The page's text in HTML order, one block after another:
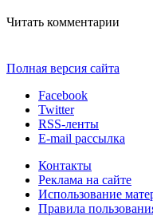
Читать комментарии
Полная версия сайта
Facebook
Twitter
RSS-ленты
E-mail рассылка
Контакты
Реклама на сайте
Использование
Правила